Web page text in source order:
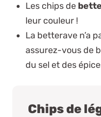
Les chips de
leur couleur !
La betterave n’a
assurez-vous de
du sel et des
Chips de